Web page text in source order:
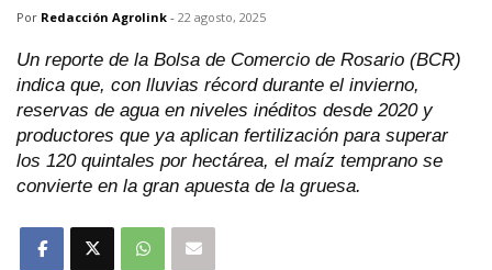
Por Redacción Agrolink - 22 agosto, 2025
Un reporte de la Bolsa de Comercio de Rosario (BCR)
indica que, con lluvias récord durante el invierno,
reservas de agua en niveles inéditos desde 2020 y
productores que ya aplican fertilización para superar
los 120 quintales por hectárea, el maíz temprano se
convierte en la gran apuesta de la gruesa.